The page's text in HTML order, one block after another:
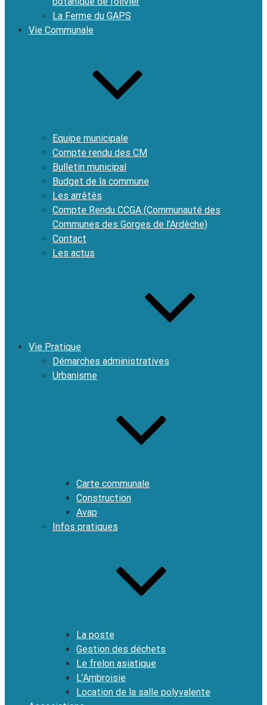
La Ferme du GAPS
Vie Communale
Equipe municipale
Compte rendu des CM
Bulletin municipal
Budget de la commune
Les arrêtés
Compte Rendu CCGA (Communauté des
Communes des Gorges de l’Ardèche)
Contact
Les actus
Vie Pratique
Démarches administratives
Urbanisme
Carte communale
Construction
Avap
Infos pratiques
La poste
Gestion des déchets
Le frelon asiatique
L’Ambroisie
Location de la salle polyvalente